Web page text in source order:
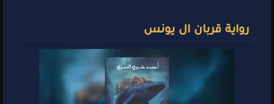
رواية قربان ال يونس